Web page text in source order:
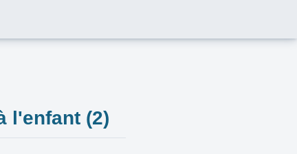
l'enfant (2)